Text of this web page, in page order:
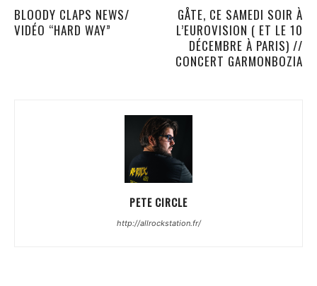
BLOODY CLAPS NEWS/
VIDÉO “HARD WAY”
GÅTE, CE SAMEDI SOIR À
L’EUROVISION ( ET LE 10
DÉCEMBRE À PARIS) //
CONCERT GARMONBOZIA
PETE CIRCLE
http://allrockstation.fr/